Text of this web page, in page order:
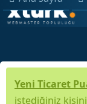
Yeni Ticaret
istediğiniz